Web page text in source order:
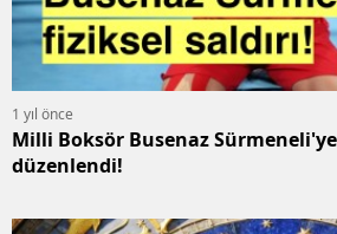
1 yıl önce
Milli Boksör Busenaz Sürmeneli'ye
düzenlendi!